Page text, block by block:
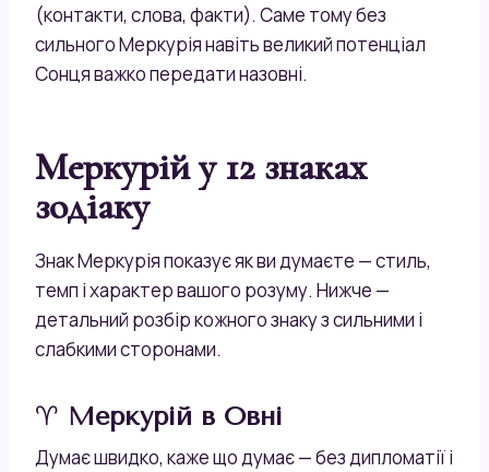
(контакти, слова, факти). Саме тому без
сильного Меркурія навіть великий потенціал
Сонця важко передати назовні.
Меркурій у 12 знаках
зодіаку
Знак Меркурія показує як ви думаєте — стиль,
темп і характер вашого розуму. Нижче —
детальний розбір кожного знаку з сильними і
слабкими сторонами.
♈ Меркурій в Овні
Думає швидко, каже що думає — без дипломатії і